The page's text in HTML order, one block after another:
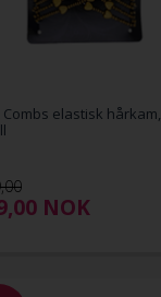
Combs elastisk hårkam,
NOK